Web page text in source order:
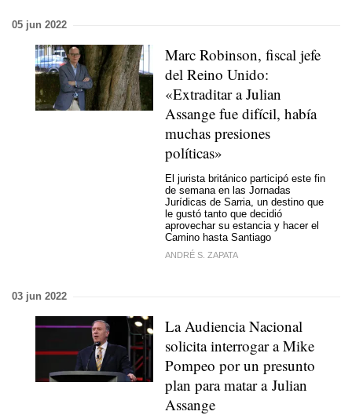
05 jun 2022
Marc Robinson, fiscal jefe
del Reino Unido:
«Extraditar a Julian
Assange fue difícil, había
muchas presiones
políticas»
El jurista británico participó este fin
de semana en las Jornadas
Jurídicas de Sarria, un destino que
le gustó tanto que decidió
aprovechar su estancia y hacer el
Camino hasta Santiago
ANDRÉ S. ZAPATA
03 jun 2022
La Audiencia Nacional
solicita interrogar a Mike
Pompeo por un presunto
plan para matar a Julian
Assange